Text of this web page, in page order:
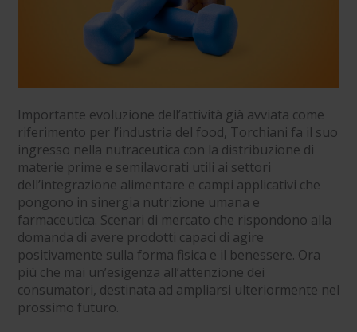
Importante evoluzione dell’attività già avviata come
riferimento per l’industria del food, Torchiani fa il suo
ingresso nella nutraceutica con la distribuzione di
materie prime e semilavorati utili ai settori
dell’integrazione alimentare e campi applicativi che
pongono in sinergia nutrizione umana e
farmaceutica. Scenari di mercato che rispondono alla
domanda di avere prodotti capaci di agire
positivamente sulla forma fisica e il benessere. Ora
più che mai un’esigenza all’attenzione dei
consumatori, destinata ad ampliarsi ulteriormente nel
prossimo futuro.